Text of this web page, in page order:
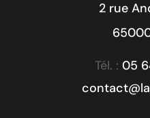
2 rue
Tél. : 05